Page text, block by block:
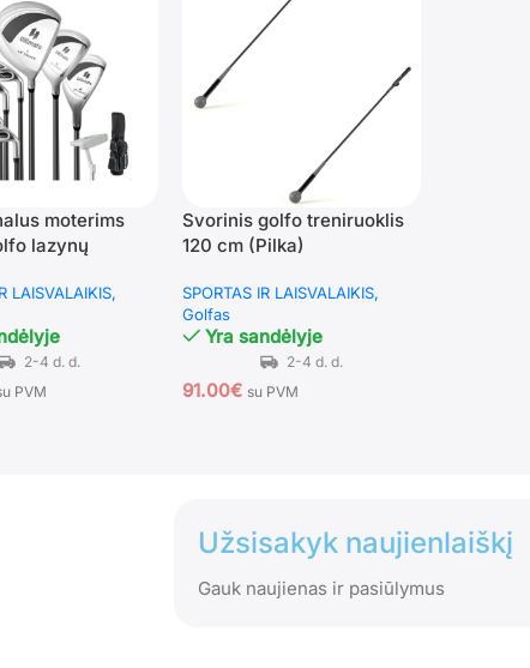
moterims
lazynų
LAISVALAIKIS
PVM
Svorinis golfo treniruoklis
120 cm (Pilka)
SPORTAS IR LAISVALAIKIS
Golfas
Yra sandėlyje
91.00€ su PVM
Užsisakyk naujienlaiškį
Gauk naujienas ir pasiūlymus